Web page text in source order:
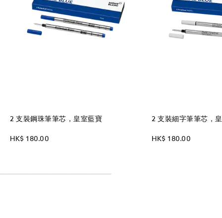
2 支裝鋼珠筆筆芯，皇室藍寶
HK$ 180.00
2 支裝細字筆筆芯，
HK$ 180.00